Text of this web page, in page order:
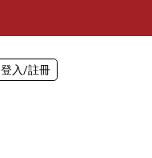
登入 /註冊